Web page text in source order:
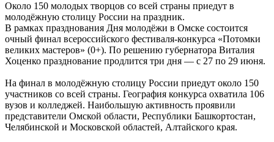
Около 150 молодых творцов со всей страны приедут в
молодёжную столицу России на праздник.
В рамках празднования Дня молодёжи в Омске состоится
очный финал всероссийского фестиваля-конкурса «Потомки
великих мастеров» (0+). По решению губернатора Виталия
Хоценко празднование продлится три дня — с 27 по 29 июня.
На финал в молодёжную столицу России приедут около 150
участников со всей страны. География конкурса охватила 106
вузов и колледжей. Наибольшую активность проявили
представители Омской области, Республики Башкортостан,
Челябинской и Московской областей, Алтайского края.